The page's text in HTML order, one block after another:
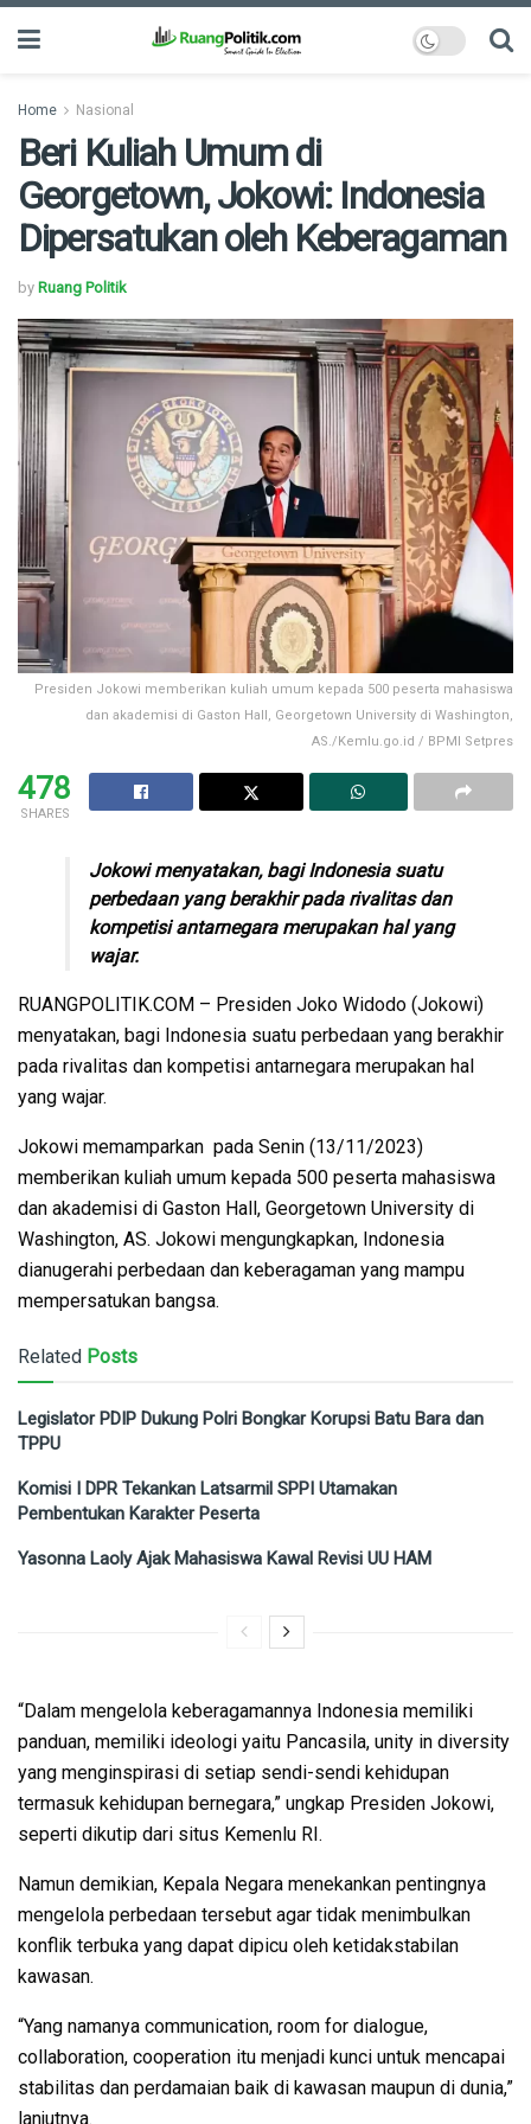
Home Nasional
Beri Kuliah Umum di
Georgetown, Jokowi: Indonesia
Dipersatukan oleh Keberagaman
by Ruang Politik
Presiden Jokowi memberikan kuliah umum kepada 500 peserta mahasiswa
dan akademisi di Gaston Hall, Georgetown University di Washington,
AS./Kemlu.go.id / BPMI Setpres
478
SHARES
Jokowi menyatakan, bagi Indonesia suatu
perbedaan yang berakhir pada rivalitas dan
kompetisi antarnegara merupakan hal yang
wajar.
RUANGPOLITIK.COM – Presiden Joko Widodo (Jokowi)
menyatakan, bagi Indonesia suatu perbedaan yang berakhir
pada rivalitas dan kompetisi antarnegara merupakan hal
yang wajar.
Jokowi memamparkan pada Senin (13/11/2023)
memberikan kuliah umum kepada 500 peserta mahasiswa
dan akademisi di Gaston Hall, Georgetown University di
Washington, AS. Jokowi mengungkapkan, Indonesia
dianugerahi perbedaan dan keberagaman yang mampu
mempersatukan bangsa.
Related Posts
Legislator PDIP Dukung Polri Bongkar Korupsi Batu Bara dan
TPPU
Komisi I DPR Tekankan Latsarmil SPPI Utamakan
Pembentukan Karakter Peserta
Yasonna Laoly Ajak Mahasiswa Kawal Revisi UU HAM
“Dalam mengelola keberagamannya Indonesia memiliki
panduan, memiliki ideologi yaitu Pancasila, unity in diversity
yang menginspirasi di setiap sendi-sendi kehidupan
termasuk kehidupan bernegara,” ungkap Presiden Jokowi,
seperti dikutip dari situs Kemenlu RI.
Namun demikian, Kepala Negara menekankan pentingnya
mengelola perbedaan tersebut agar tidak menimbulkan
konflik terbuka yang dapat dipicu oleh ketidakstabilan
kawasan.
“Yang namanya communication, room for dialogue,
collaboration, cooperation itu menjadi kunci untuk mencapai
stabilitas dan perdamaian baik di kawasan maupun di dunia,”
lanjutnya.